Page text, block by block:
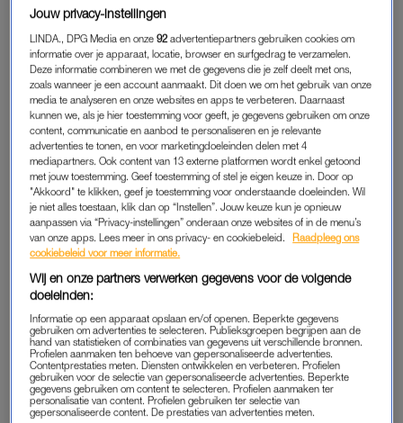
DAG?
paar minuten zon alverbranden, terwijl een kwartiertje zon in
de winter juist heel waardevol kan zijn.
We weten eigenlijk niet goed wat de optimale zonblootstelling
is, en dat verschilt ook nog eens per persoon. Dat hangt
bijvoorbeeld af van je huidtype, maar ook van waar je woont,
de uv-index etc.
WAAROM IS ZONLICHT SCHADELIJK,
MAAR OOK GEZOND?
Zonlicht helpt je lichaam bij de productie vanvitamine D,
essentieel voor sterke botten, een goed werkend
immuunsysteem en mogelijk ook voor je stemming en
hartgezondheid. Maar dat is niet alles: er zijn aanwijzingen dat
zonlicht zélf positieve effecten heeft, bijvoorbeeld op de
bloeddruk en het risico op hart- en vaatziekten. Dit heeft
waarschijnlijk te maken met stoffen als stikstofmonoxide, die
Jouw privacy-instellingen
LINDA., DPG Media en onze92 advertentiepartners gebruiken cookies om
informatie over je apparaat, locatie, browser en surfgedrag te verzamelen.
Deze informatie combineren we met de gegevens die je zelf deelt met ons,
zoals wanneer je een account aanmaakt. Dit doen we om het gebruik van onze
media te analyseren en onze websites en apps te verbeteren. Daarnaast
kunnen we, als je hier toestemming voor geeft, je gegevens gebruiken om onze
content, communicatie en aanbod te personaliseren en je relevante
advertenties te tonen, en voor marketingdoeleinden delen met 4
mediapartners. Ook content van 13 externe platformen wordt enkel getoond
met jouw toestemming. Geef toestemming of stel je eigen keuze in. Door op
"Akkoord" te klikken, geef je toestemming voor onderstaande doeleinden. Wil
je niet alles toestaan, klik dan op “Instellen”. Jouw keuze kun je opnieuw
aanpassen via “Privacy-instellingen” onderaan onze websites of in de menu’s
van onze apps. Lees meer in ons privacy- en cookiebeleid.
Raadpleeg ons
cookiebeleid voor meer informatie.
Wij en onze partners verwerken gegevens voor de volgende
doeleinden:
Informatie op een apparaat opslaan en/of openen. Beperkte gegevens
gebruiken om advertenties te selecteren. Publieksgroepen begrijpen aan de
hand van statistieken of combinaties van gegevens uit verschillende bronnen.
Profielen aanmaken ten behoeve van gepersonaliseerde advertenties.
Contentprestaties meten. Diensten ontwikkelen en verbeteren. Profielen
gebruiken voor de selectie van gepersonaliseerde advertenties. Beperkte
gegevens gebruiken om content te selecteren. Profielen aanmaken ter
personalisatie van content. Profielen gebruiken ter selectie van
gepersonaliseerde content. De prestaties van advertenties meten.